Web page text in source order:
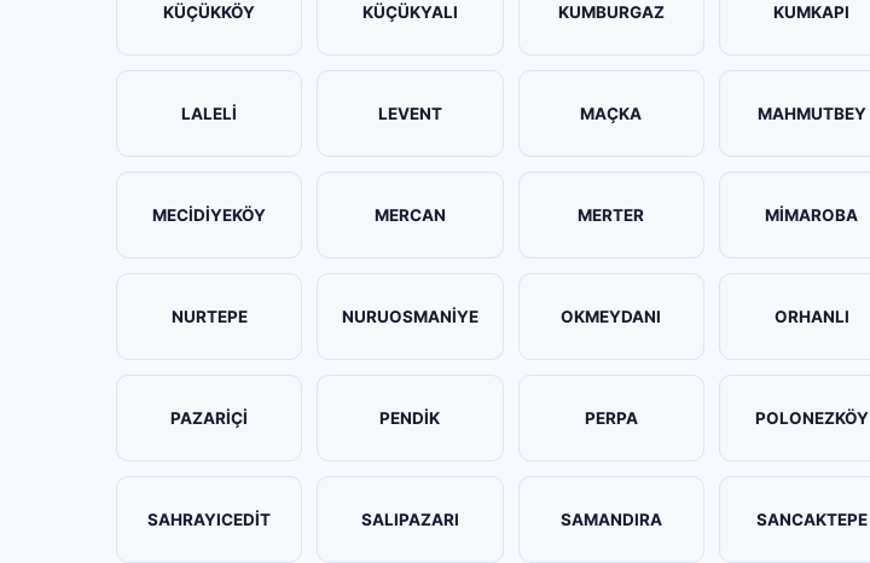
KÜÇÜKKÖY KÜÇÜKYALI KUMBURGAZ KUMKAPI
LALELİ LEVENT MAÇKA MAHMUTBEY
MECİDİYEKÖY MERCAN MERTER MİMAROBA
NURTEPE NURUOSMANİYE OKMEYDANI ORHANLI
PAZARİÇİ PENDİK PERPA POLONEZKÖY
SAHRAYICEDİT SALIPAZARI SAMANDIRA SANCAKTEPE